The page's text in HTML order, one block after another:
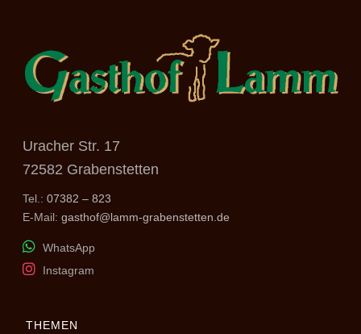
Uracher Str. 17
72582 Grabenstetten
Tel.:07382 – 823
E-Mail:gasthof@lamm-grabenstetten.de
WhatsApp
Instagram
THEMEN